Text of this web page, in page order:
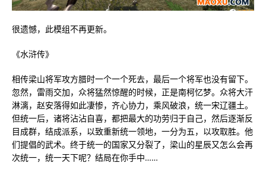
很遗憾，此模组不再更新。
《水浒传》
相传梁山将军攻方腊时一个一个死去，最后一个将军也没有留下。
忽然，雷雨交加，众将猛然惊醒的时候，正是南柯忆梦。众将大汗
淋漓，赵安落得如此凄惨，齐心协力，乘风破浪，统一宋辽疆土。
但统一后，诸将沾沾自喜，都把最大的功劳归于自己，然后逐渐反
目成群，结成派系，以致重新统一领地，一分为五，以攻取胜。他
们提倡的武术。终于统一的国家又分裂了，梁山的星辰又怎么会再
次统一，统一天下呢？结局在你手中……